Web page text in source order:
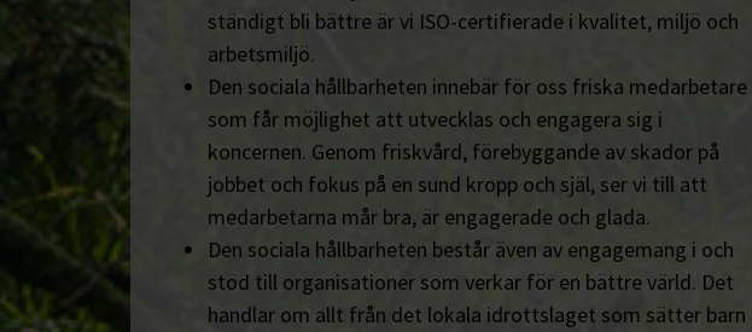
ständigt bli bättre är vi ISO-certifierade i kvalitet, miljö och
arbetsmiljö.
Den sociala hållbarheten innebär för oss friska medarbetare
som får möjlighet att utvecklas och engagera sig i
koncernen. Genom friskvård, förebyggande av skador på
jobbet och fokus på en sund kropp och själ, ser vi till att
medarbetarna mår bra, är engagerade och glada.
Den sociala hållbarheten består även av engagemang i och
stöd till organisationer som verkar för en bättre värld. Det
handlar om allt från det lokala idrottslaget som sätter barn